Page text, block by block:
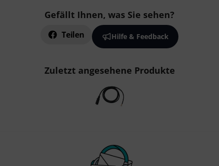
Gefällt Ihnen, was Sie sehen?
Teilen Hilfe & Feedback
Zuletzt angesehene Produkte